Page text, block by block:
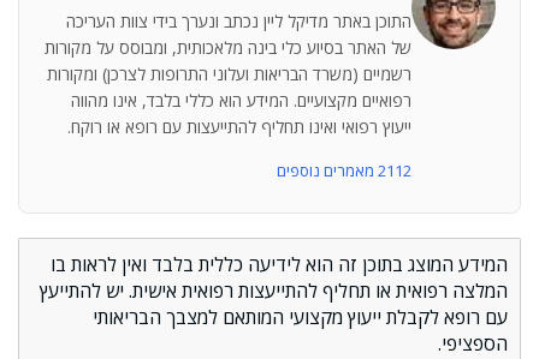
התוכן באתר מדיקל ליין נכתב ונערך בידי צוות העריכה
של האתר בסיוע כלי בינה מלאכותית, ומבוסס על מקורות
רשמיים (משרד הבריאות ועלוני התרופות לצרכן) ומקורות
רפואיים מקצועיים. המידע הוא כללי בלבד, אינו מהווה
ייעוץ רפואי ואינו תחליף להתייעצות עם רופא או רוקח.
2112 מאמרים נוספים
המידע המוצג בתוכן זה הוא לידיעה כללית בלבד ואין לראות בו
המלצה רפואית או תחליף להתייעצות רפואית אישית. יש להתייעץ
עם רופא לקבלת ייעוץ מקצועי המותאם למצבך הבריאותי
הספציפי.